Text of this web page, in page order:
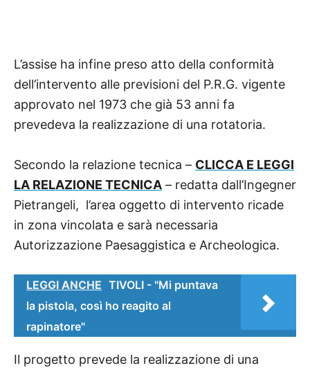
L’assise ha infine preso atto della conformità
dell’intervento alle previsioni del P.R.G. vigente
approvato nel 1973 che già 53 anni fa
prevedeva la realizzazione di una rotatoria.
Secondo la relazione tecnica – CLICCA E LEGGI
LA RELAZIONE TECNICA – redatta dall’Ingegner
Pietrangeli, l’area oggetto di intervento ricade
in zona vincolata e sarà necessaria
Autorizzazione Paesaggistica e Archeologica.
LEGGI ANCHE TIVOLI - "Mi puntava
la pistola, così ho reagito al
rapinatore"
Il progetto prevede la realizzazione di una